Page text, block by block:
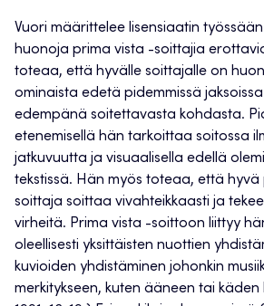
Vuori määrittelee lisensiaatin
huonoja prima vista -soittajia
toteaa, että hyvälle soittajalle on
ominaista edetä pidemmissä
edempänä soitettavasta kohdasta.
etenemisellä hän tarkoittaa soitossa
jatkuvuutta ja visuaalisella edellä
tekstissä. Hän myös toteaa, että hyvä
soittaja soittaa vivahteikkaasti ja
virheitä. Prima vista -soittoon liittyy
oleellisesti yksittäisten nuottien
kuvioiden yhdistäminen johonkin
merkitykseen, kuten ääneen tai käden